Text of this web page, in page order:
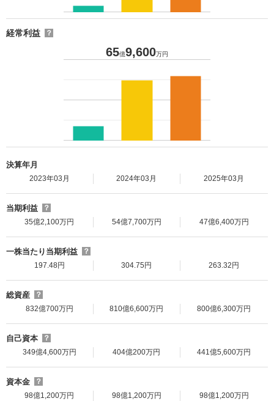
経常利益 ？
65億9,600万円
決算年月
2023年03月 2024年03月 2025年03月
当期利益
？
35億2,100万円
54億7,700万円 47億6,400万円
一株当たり当期利益
？
197.48円
304.75円 263.32円
総資産
？
832億700万円
810億6,600万円 800億6,300万円
自己資本
？
349億4,600万円
404億200万円 441億5,600万円
資本金
？
98億1,200万円
98億1,200万円 98億1,200万円